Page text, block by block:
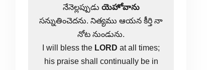
నేనెల్లప్పుడు యెహోవాను
సన్నుతించెదను. నిత్యము ఆయన కీర్తి నా
నోట నుండును.
I will bless the LORD at all times;
his praise shall continually be in